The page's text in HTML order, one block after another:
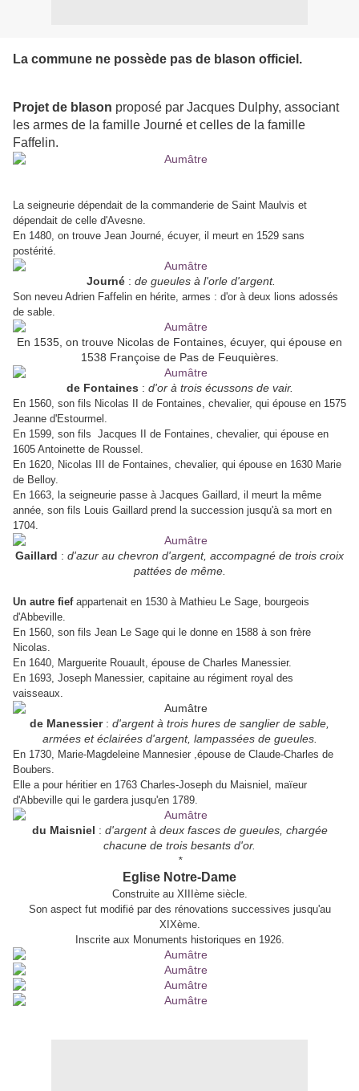
La commune ne possède pas de blason officiel.
Projet de blason proposé par Jacques Dulphy, associant
les armes de la famille Journé et celles de la famille
Faffelin.
La seigneurie dépendait de la commanderie de Saint Maulvis et
dépendait de celle d'Avesne.
En 1480, on trouve Jean Journé, écuyer, il meurt en 1529 sans
postérité.
Journé : de gueules à l'orle d'argent.
Son neveu Adrien Faffelin en hérite, armes : d'or à deux lions adossés
de sable.
En 1535, on trouve Nicolas de Fontaines, écuyer, qui épouse en
1538 Françoise de Pas de Feuquières.
de Fontaines : d'or à trois écussons de vair.
En 1560, son fils Nicolas II de Fontaines, chevalier, qui épouse en 1575
Jeanne d'Estourmel.
En 1599, son fils Jacques II de Fontaines, chevalier, qui épouse en
1605 Antoinette de Roussel.
En 1620, Nicolas III de Fontaines, chevalier, qui épouse en 1630 Marie
de Belloy.
En 1663, la seigneurie passe à Jacques Gaillard, il meurt la même
année, son fils Louis Gaillard prend la succession jusqu'à sa mort en
1704.
Gaillard : d'azur au chevron d'argent, accompagné de trois croix
pattées de même.
Un autre fiefappartenait en 1530 à Mathieu Le Sage, bourgeois
d'Abbeville.
En 1560, son fils Jean Le Sage qui le donne en 1588 à son frère
Nicolas.
En 1640, Marguerite Rouault, épouse de Charles Manessier.
En 1693, Joseph Manessier, capitaine au régiment royal des
vaisseaux.
de Manessier: d'argent à trois hures de sanglier de sable,
armées et éclairées d'argent, lampassées de gueules.
En 1730, Marie-Magdeleine Mannesier ,épouse de Claude-Charles de
Boubers.
Elle a pour héritier en 1763 Charles-Joseph du Maisniel, maïeur
d'Abbeville qui le gardera jusqu'en 1789.
du Maisniel : d'argent à deux fasces de gueules, chargée
chacune de trois besants d'or.
*
Eglise Notre-Dame
Construite au XIIIème siècle.
Son aspect fut modifié par des rénovations successives jusqu'au
XIXème.
Inscrite aux Monuments historiques en 1926.